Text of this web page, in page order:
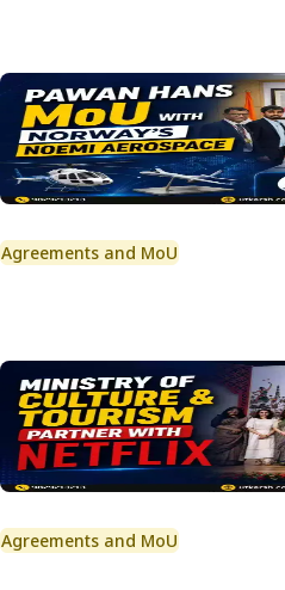
Agreements and MoU
Agreements and MoU